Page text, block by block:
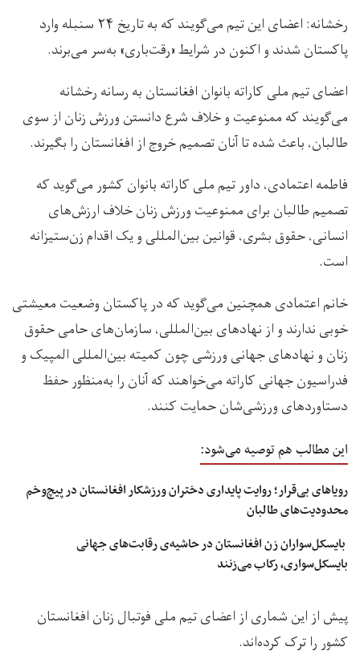
رخشانه: اعضای این تیم می‌گویند که به تاریخ ۲۴ سنبله وارد
پاکستان شدند و اکنون در شرایط «رقت‌باری» به‌سر می‌برند.
اعضای تیم ملی کاراته بانوان افغانستان به رسانه رخشانه
می‌گویند که ممنوعیت و خلاف شرع دانستن ورزش زنان از سوی
طالبان، باعث شده تا آنان تصمیم خروج از افغانستان را بگیرند.
فاطمه اعتمادی، داور تیم ملی کاراته بانوان کشور می‌گوید که
تصمیم طالبان برای ممنوعیت ورزش زنان خلاف ارزش‌های
انسانی، حقوق بشری، قوانین بین‌المللی و یک اقدام زن‌ستیزانه
است.
خانم اعتمادی همچنین می‌گوید که در پاکستان وضعیت معیشتی
خوبی ندارند و از نهادهای بین‌المللی، سازمان‌های حامی حقوق
زنان و نهادهای جهانی ورزشی چون کمیته بین‌المللی المپیک و
فدراسیون جهانی کاراته می‌خواهند که آنان را به‌منظور حفظ
دستاوردهای ورزشی‌شان حمایت کنند.
این مطالب هم توصیه می‌شود:
رویاهای بی‌قرار؛ روایت پایداری دختران ورزشکار افغانستان در پیچ‌وخم
محدودیت‌های طالبان
بایسکل‌سواران زن افغانستان در حاشیه‌ی رقابت‌های جهانی
بایسکل‌سواری، رکاب می‌زنند
پیش از این شماری از اعضای تیم ملی فوتبال زنان افغانستان
کشور را ترک کرده‌اند.